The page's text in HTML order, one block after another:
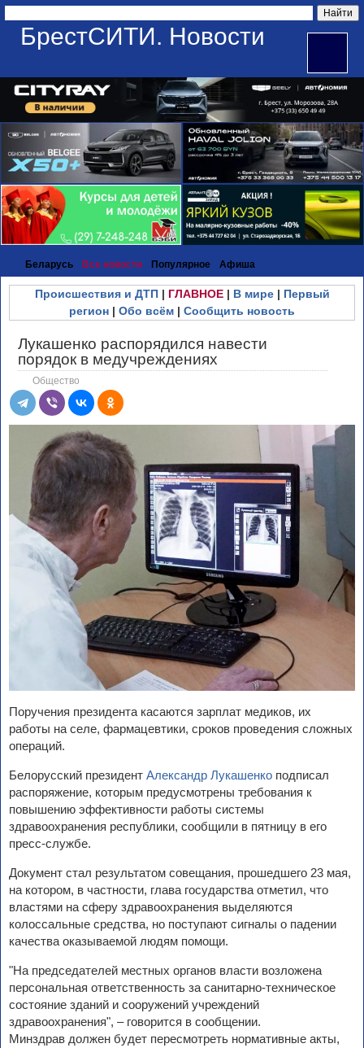
БрестСИТИ. Новости
Беларусь Все новости Популярное Афиша
Происшествия и ДТП| ГЛАВНОЕ| В мире| Первый
регион | Обо всём | Сообщить новость
Лукашенко распорядился навести
порядок в медучреждениях
Общество
Поручения президента касаются зарплат медиков, их
работы на селе, фармацевтики, сроков проведения сложных
операций.
Белорусский президент Александр Лукашенко подписал
распоряжение, которым предусмотрены требования к
повышению эффективности работы системы
здравоохранения республики, сообщили в пятницу в его
пресс-службе.
Документ стал результатом совещания, прошедшего 23 мая,
на котором, в частности, глава государства отметил, что
властями на сферу здравоохранения выделяются
колоссальные средства, но поступают сигналы о падении
качества оказываемой людям помощи.
"На председателей местных органов власти возложена
персональная ответственность за санитарно-техническое
состояние зданий и сооружений учреждений
здравоохранения", – говорится в сообщении.
Минздрав должен будет пересмотреть нормативные акты,